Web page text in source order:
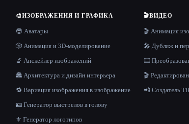
🎨ИЗОБРАЖЕНИЯ И ГРАФИКА
😎 Аватары
🎲 Анимация и 3D-моделирование
🔬 Апскейлер изображений
🏯 Архитектура и дизайн интерьера
🔁 Вариация изображения в изображение
🪪 Генератор выстрелов в голову
⚜️ Генератор логотипов
🎬ВИДЕО
🎬 Анимация
🎤 Дубляж и
🎞️
🎬
📲 Создатель